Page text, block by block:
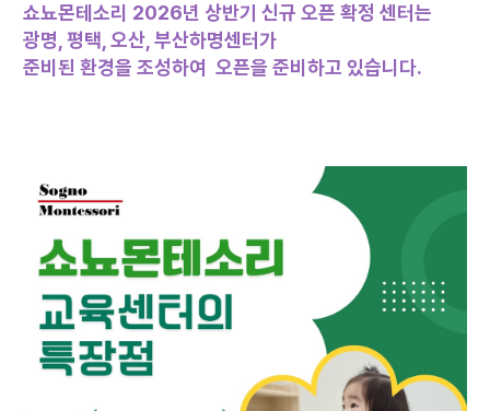
쇼뇨몬테소리 2026년 상반기 신규 오픈 확정 센터는
광명, 평택, 오산, 부산하명센터가
준비된 환경을 조성하여 오픈을 준비하고 있습니다.